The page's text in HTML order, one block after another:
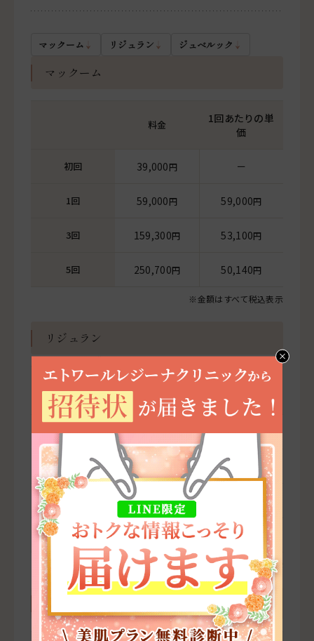
マックーム リジュラン ジュベルック
マックーム
料金
1回あたりの単
価
初回 39,000円 ー
1回 59,000円 59,000円
3回 159,300円 53,100円
5回 250,700円 50,140円
※金額はすべて税込表示
リジュラン
1回あたりの単
初回 49,000円 ー
54,000円 54,000 円
145,800円
5回 229,500円 45,900
※金額はすべて税込表示
ジュベルック